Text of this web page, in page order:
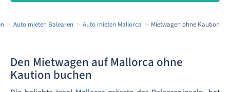
Auto mieten Balearen Auto mieten Mallorca Mietwagen ohne Kaution
Den Mietwagen auf Mallorca ohne
Kaution buchen